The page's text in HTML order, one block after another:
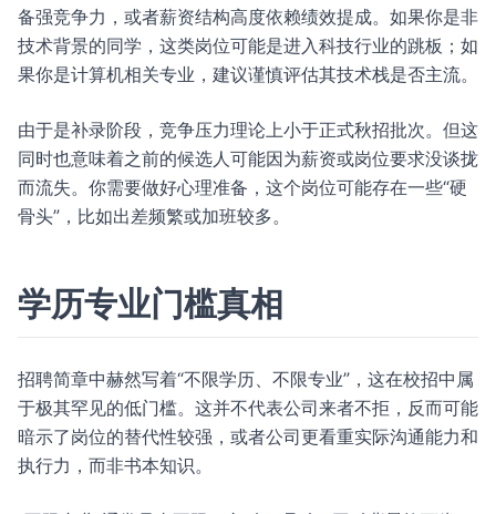
备强竞争力，或者薪资结构高度依赖绩效提成。如果你是非
技术背景的同学，这类岗位可能是进入科技行业的跳板；如
果你是计算机相关专业，建议谨慎评估其技术栈是否主流。
由于是补录阶段，竞争压力理论上小于正式秋招批次。但这
同时也意味着之前的候选人可能因为薪资或岗位要求没谈拢
而流失。你需要做好心理准备，这个岗位可能存在一些“硬
骨头”，比如出差频繁或加班较多。
学历专业门槛真相
招聘简章中赫然写着“不限学历、不限专业”，这在校招中属
于极其罕见的低门槛。这并不代表公司来者不拒，反而可能
暗示了岗位的替代性较强，或者公司更看重实际沟通能力和
执行力，而非书本知识。